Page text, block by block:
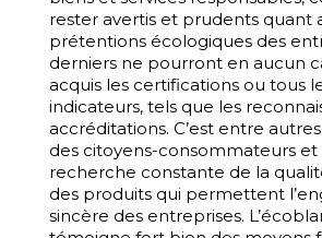
rester avertis et prudents quant
prétentions écologiques des
derniers ne pourront en aucun
acquis les certifications ou tous
indicateurs, tels que les
accréditations. C’est entre
des citoyens-consommateurs et
recherche constante de la
des produits qui permettent
sincère des entreprises.